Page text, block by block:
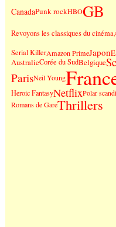
CanadaPunk rockHBOGB
Revoyons les classiques du cinéma
Serial KillerAmazon PrimeJapon
AustralieCorée du SudBelgique
ParisNeil Young
Heroic FantasyNetflixPolar
Romans de GareThrillers